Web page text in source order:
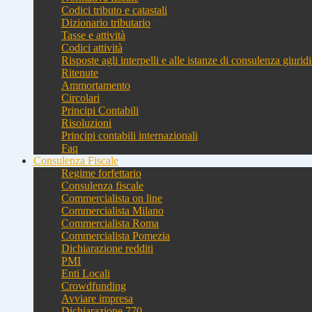
Codici tributo e catastali
Dizionario tributario
Tasse e attività
Codici attività
Risposte agli interpelli e alle istanze di consulenza
Ritenute
Ammortamento
Circolari
Principi Contabili
Risoluzioni
Principi contabili internazionali
Faq
Consulenza Fiscale
Regime forfettario
Consulenza fiscale
Commercialista on line
Commercialista Milano
Commercialista Roma
Commercialista Pomezia
Dichiarazione redditi
PMI
Enti Locali
Crowdfunding
Avviare impresa